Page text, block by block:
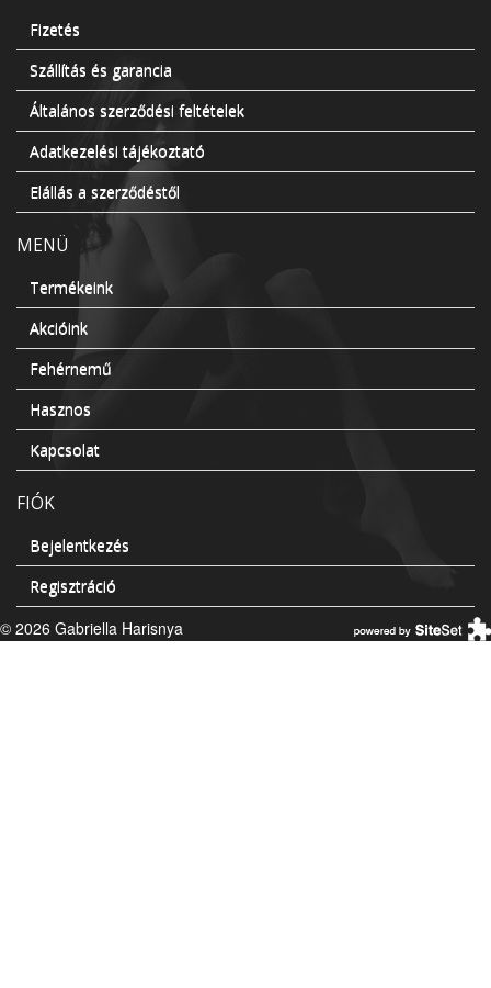
Fizetés
Szállítás és garancia
Általános szerződési feltételek
Adatkezelési tájékoztató
Elállás a szerződéstől
MENÜ
Termékeink
Akcióink
Fehérnemű
Hasznos
Kapcsolat
FIÓK
Bejelentkezés
Regisztráció
© 2026 Gabriella Harisnya